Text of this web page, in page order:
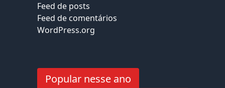
Feed de posts
Feed de comentários
WordPress.org
Popular nesse ano